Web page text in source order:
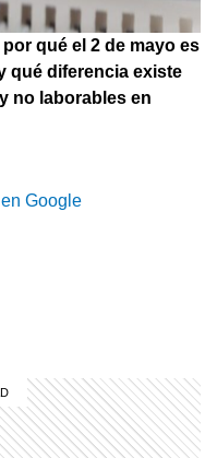
qué el 2 de mayo es
qué diferencia existe
no laborables en